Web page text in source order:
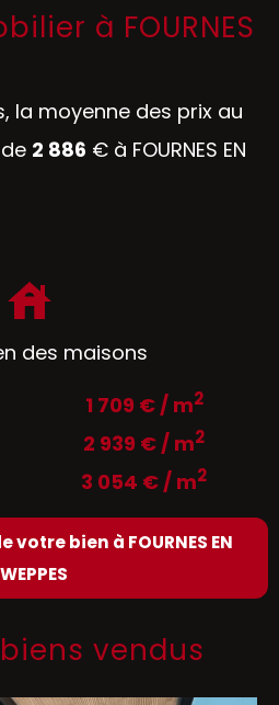
à FOURNES
la moyenne des prix au
2 886 € à FOURNES EN
des maisons
1 709 € / m2
2 939 € / m2
3 054 € / m2
bien à FOURNES EN
WEPPES
vendus